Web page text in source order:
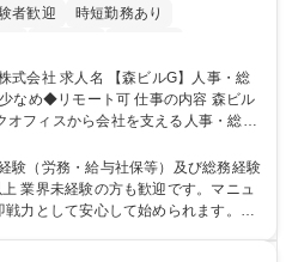
者歓迎
時短勤務あり
期歓迎 駅近5分以内 土日祝休み
G】人事・総
ト可 仕事の内容 森ビル
オフィスから会社を支える人事・総務
をバランスよく担当し、ゆくゆくは制
やりがいある環境です。 ■勤怠管
末調整等の労務管理全般 ■入退社手続
どのコア業務 ■社内イベントの企画
験（労務・給与社保等）及び総務経験
業界未経験の方も歓迎です。マニュ
力として安心して始められます。